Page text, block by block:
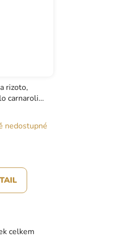
rizoto,
carnaroli
nedostupné
Ocelkem